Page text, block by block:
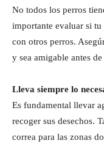
No todos los perros
importante evaluar si tu
con otros perros.
y sea amigable antes
Lleva siempre lo
Es fundamental llevar
recoger sus desechos.
correa para las zonas